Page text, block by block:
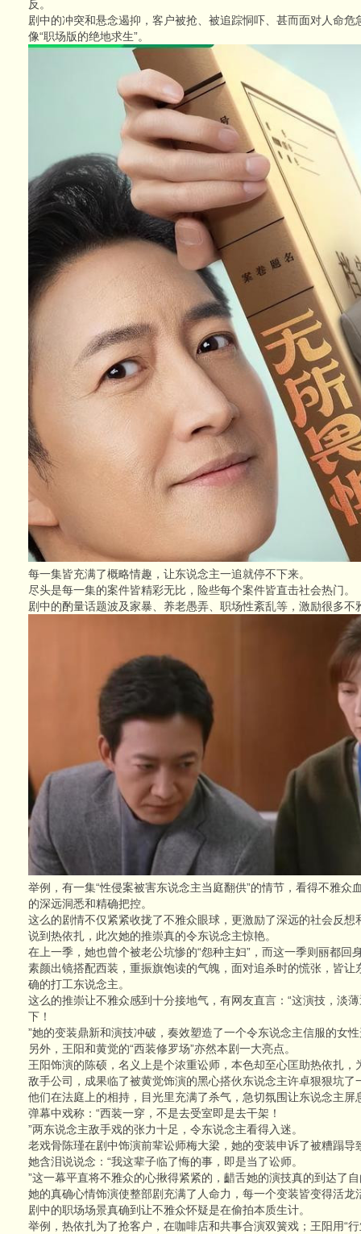
反。
剧中的冲突和悬念遏抑，客户被抢、被追踪恫吓、甚而面对人命
像“职场版的绝地求生”。
每一集皆充满了概略情趣，让东说念主一追就停不下来。
尽头是每一集的案件皆精彩无比，险些每个案件皆直击社会热门。
剧中的酌量话题波及家暴、养老愚弄、职场性紊乱等，激励很多不
举例，有一集“性侵案被害东说念主当庭翻供”的情节，看得不雅众
的深远洞悉和精确把控。
这么的剧情不仅紧紧收拢了不雅众眼球，更激励了深远的社会反想
说到热依扎，此次她的推崇真的令东说念主惊艳。
在上一季，她也曾个被老公坑惨的“怨种主妇”，而这一季则丽都回
素颜出镜搭配西装，重振旗饱读的气魄，面对追杀时的慌张，皆让
确的打工东说念主。
这么的推崇让不雅众感到十分接地气，有网友直言：“这演技，淡
下！
”她的变装鼎新和演技冲破，奏效塑造了一个令东说念主信服的女
另外，王阳和黄觉的“西装修罗场”亦然本剧一大亮点。
王阳饰演的陈硕，名义上是个浓重讼师，本色却至心匡助热依扎
敌手公司，成果临了被黄觉饰演的黑心搭伙东说念主许卓狠狠坑了
他们在法庭上的相持，目光里充满了杀气，急切氛围让东说念主屏
弹幕中戏称：“西装一穿，不是去受室即是去干架！
”两东说念主敌手戏的张力十足，令东说念主看得入迷。
老戏骨陈瑾在剧中饰演前辈讼师梅大梁，她的变装申诉了被糟蹋导
她含泪说说念：“我这辈子临了悔的事，即是当了讼师。
”这一幕平直将不雅众的心揪得紧紧的，齰舌她的演技真的到达了
她的真确心情饰演使整部剧充满了人命力，每一个变装皆变得活龙
剧中的职场场景真确到让不雅众怀疑是在偷拍本质生计。
举例，热依扎为了抢客户，在咖啡店和共事合演双簧戏；王阳用“